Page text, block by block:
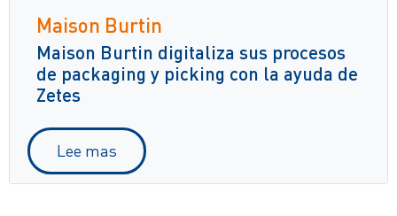
Maison Burtin
Maison Burtin digitaliza sus procesos
de packaging y picking con la ayuda de
Zetes
Lee mas